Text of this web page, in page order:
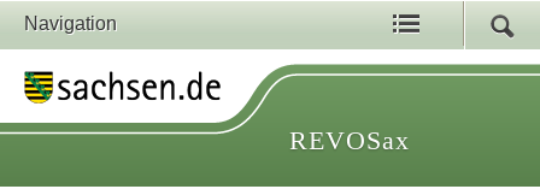
Navigation
REVOSax